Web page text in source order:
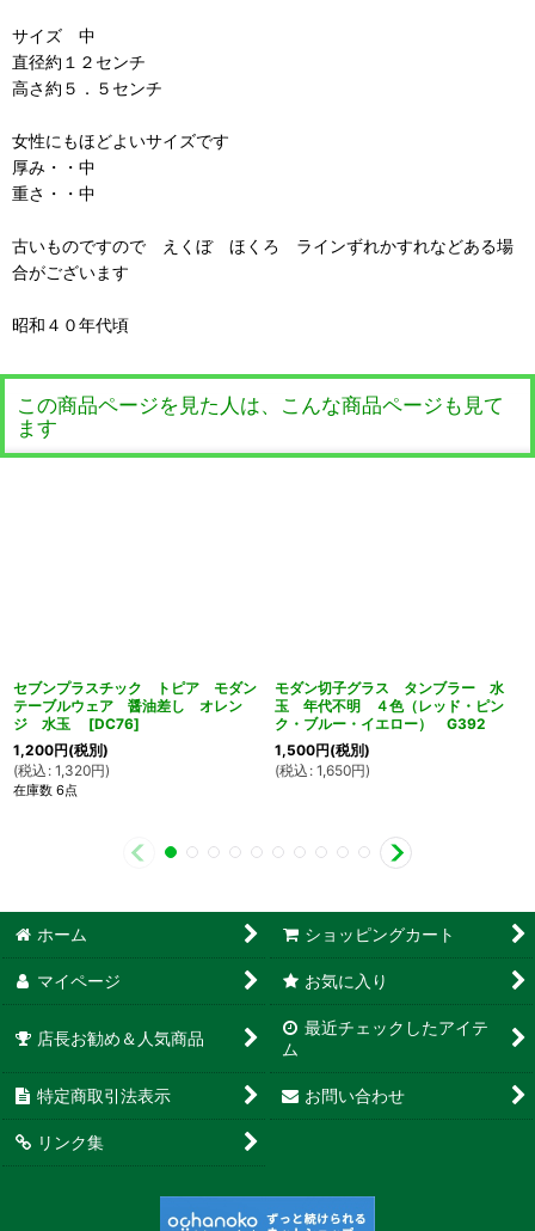
サイズ 中
直径約１２センチ
高さ約５．５センチ
女性にもほどよいサイズです
厚み・・中
重さ・・中
古いものですので えくぼ ほくろ ラインずれかすれなどある場
合がございます
昭和４０年代頃
この商品ページを見た人は、こんな商品ページも見て
ます
セブンプラスチック トピア モダン
テーブルウェア 醤油差し オレン
ジ 水玉
[DC76]
1,200円(税別)
(税込 : 1,320円)
在庫数 6点
モダン切子グラス タンブラー 水
玉 年代不明 ４色（レッド・ピン
ク・ブルー・イエロー） G392
1,500円(税別)
(税込 : 1,650円)
ホーム ショッピングカート
マイページ お気に入り
店長お勧め＆人気商品
最近チェックしたアイテ
ム
特定商取引法表示 お問い合わせ
リンク集